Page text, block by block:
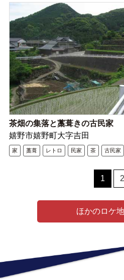
茶畑の集落と藁葺きの古民家
嬉野市嬉野町大字吉田
家 藁葺 レトロ 民家 茶 古民家
1 2
ほかのロケ